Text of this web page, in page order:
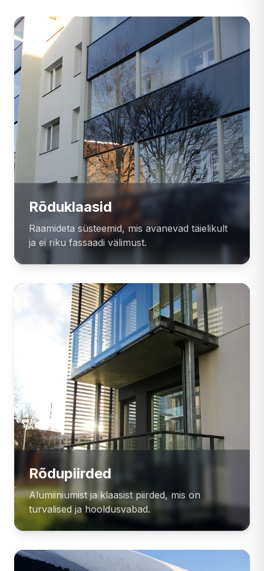
Rõduklaasid
Raamideta süsteemid, mis avanevad täielikult
ja ei riku fassaadi välimust.
Rõdupiirded
Alumiiniumist ja klaasist piirded, mis on
turvalised ja hooldusvabad.